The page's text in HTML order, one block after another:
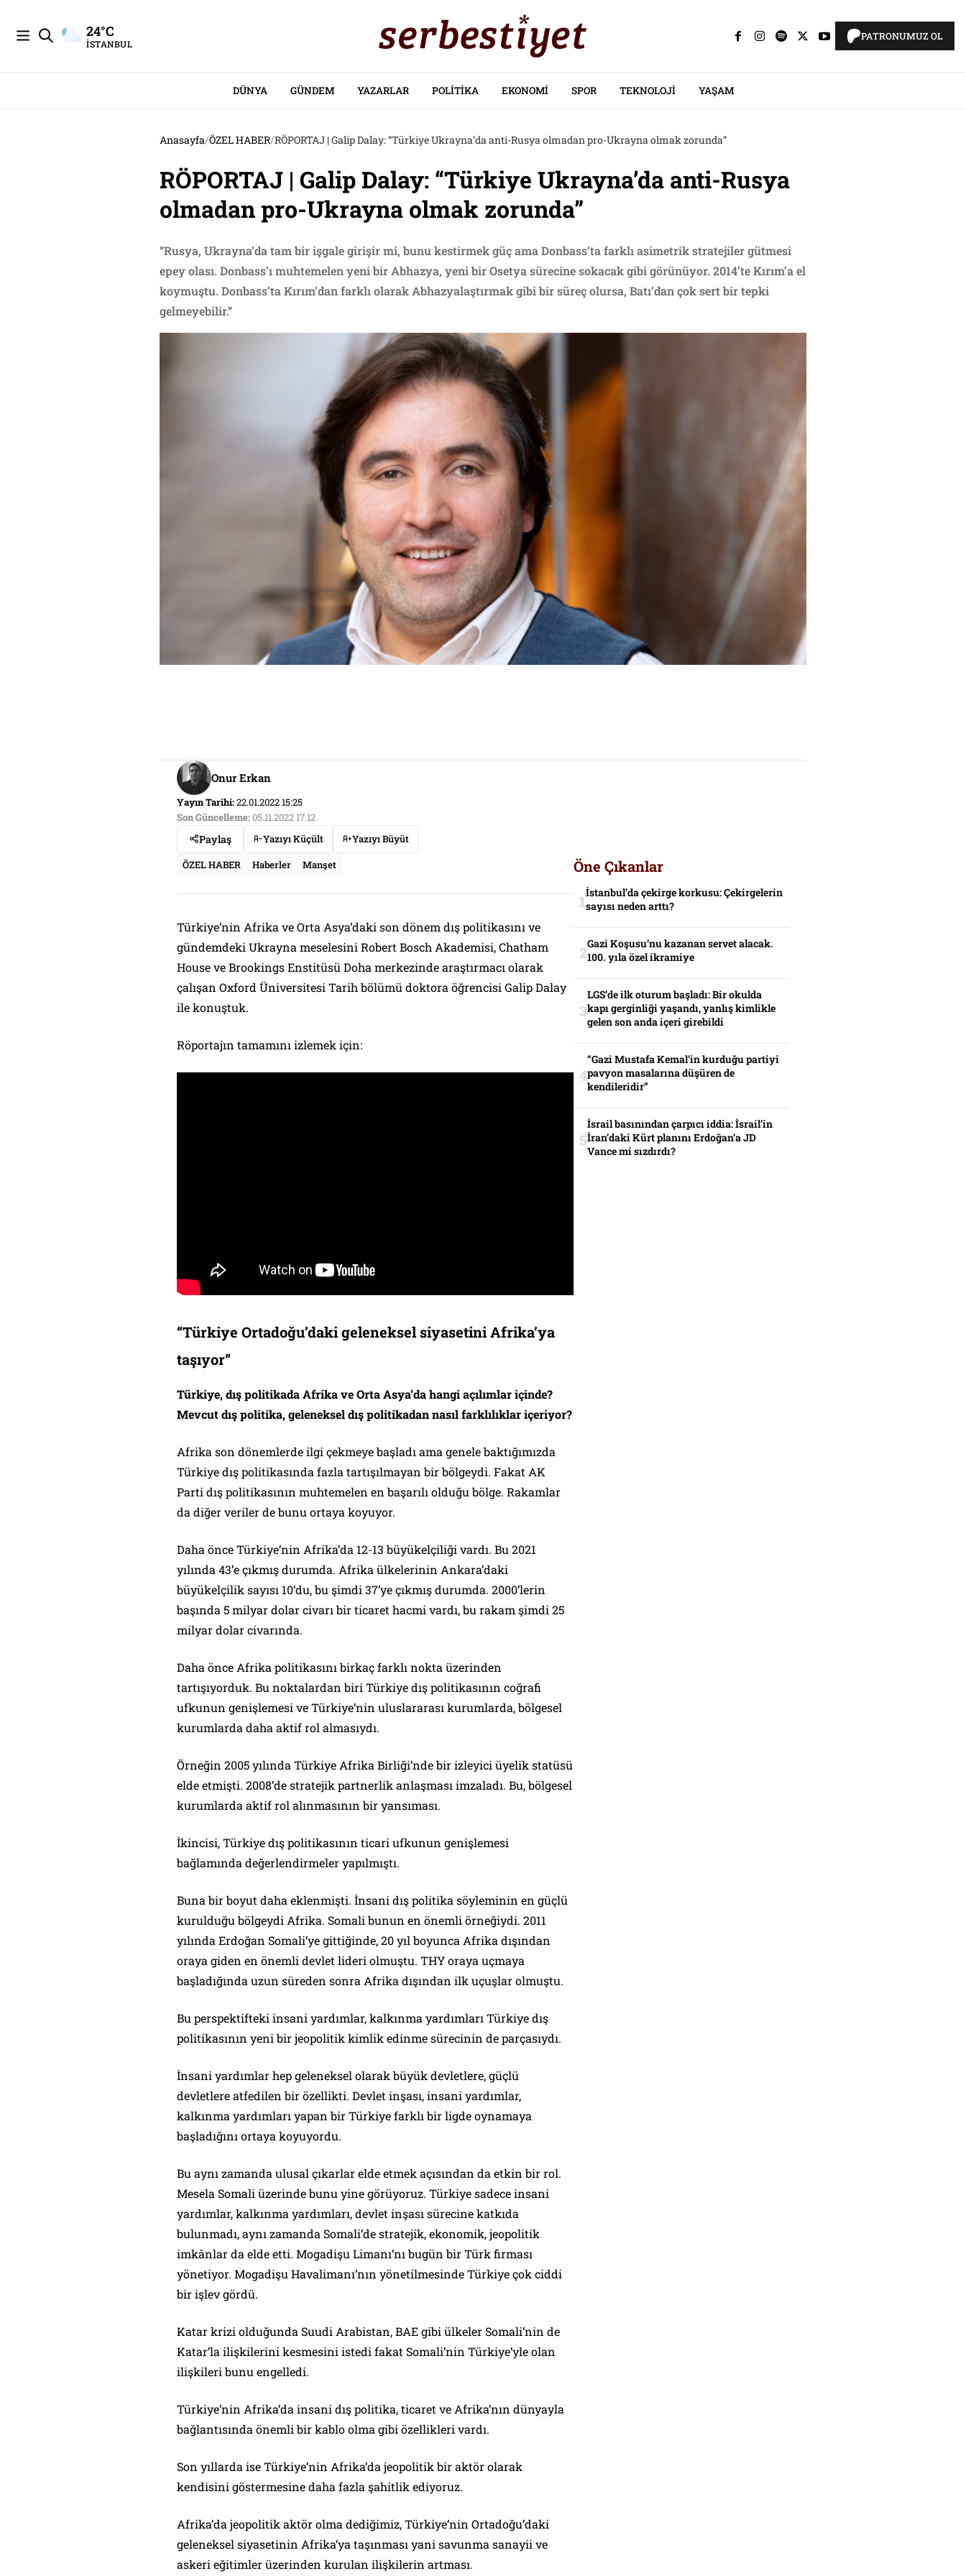
24°C
İSTANBUL
PATRONUMUZ OL
DÜNYA GÜNDEM YAZARLAR POLITIKA EKONOMI SPOR TEKNOLOJI YAŞAM
Anasayfa/ÖZEL HABER/RÖPORTAJ | Galip Dalay: “Türkiye Ukrayna’da anti-Rusya olmadan pro-Ukrayna olmak zorunda”
RÖPORTAJ | Galip Dalay: “Türkiye Ukrayna’da anti-Rusya
olmadan pro-Ukrayna olmak zorunda”
“Rusya, Ukrayna’da tam bir işgale girişir mi, bunu kestirmek güç ama Donbass’ta farklı asimetrik stratejiler gütmesi
epey olası. Donbass’ı muhtemelen yeni bir Abhazya, yeni bir Osetya sürecine sokacak gibi görünüyor. 2014’te Kırım’a el
koymuştu. Donbass’ta Kırım’dan farklı olarak Abhazyalaştırmak gibi bir süreç olursa, Batı’dan çok sert bir tepki
gelmeyebilir.”
Onur Erkan
Yayın Tarihi:22.01.2022 15:25
Son Güncelleme:05.11.2022 17:12
Paylaş Yazıyı Küçült
Yazıyı Büyüt
ÖZEL HABER
Haberler Manşet
Türkiye’nin Afrika ve Orta Asya’daki son dönem dış politikasını ve
gündemdeki Ukrayna meselesini Robert Bosch Akademisi, Chatham
House ve Brookings Enstitüsü Doha merkezinde araştırmacı olarak
çalışan Oxford Üniversitesi Tarih bölümü doktora öğrencisi Galip Dalay
ile konuştuk.
Röportajın tamamını izlemek için:
“Türkiye Ortadoğu’daki geleneksel siyasetini Afrika’ya
taşıyor”
Türkiye, dış politikada Afrika ve Orta Asya’da hangi açılımlar içinde?
Mevcut dış politika, geleneksel dış politikadan nasıl farklılıklar içeriyor?
Afrika son dönemlerde ilgi çekmeye başladı ama genele baktığımızda
Türkiye dış politikasında fazla tartışılmayan bir bölgeydi. Fakat AK
Parti dış politikasının muhtemelen en başarılı olduğu bölge. Rakamlar
da diğer veriler de bunu ortaya koyuyor.
Daha önce Türkiye’nin Afrika’da 12-13 büyükelçiliği vardı. Bu 2021
yılında 43’e çıkmış durumda. Afrika ülkelerinin Ankara’daki
büyükelçilik sayısı 10’du, bu şimdi 37’ye çıkmış durumda. 2000’lerin
başında 5 milyar dolar civarı bir ticaret hacmi vardı, bu rakam şimdi 25
milyar dolar civarında.
Daha önce Afrika politikasını birkaç farklı nokta üzerinden
tartışıyorduk. Bu noktalardan biri Türkiye dış politikasının coğrafi
ufkunun genişlemesi ve Türkiye’nin uluslararası kurumlarda, bölgesel
kurumlarda daha aktif rol almasıydı.
Örneğin 2005 yılında Türkiye Afrika Birliği’nde bir izleyici üyelik statüsü
elde etmişti. 2008’de stratejik partnerlik anlaşması imzaladı. Bu, bölgesel
kurumlarda aktif rol alınmasının bir yansıması.
İkincisi, Türkiye dış politikasının ticari ufkunun genişlemesi
bağlamında değerlendirmeler yapılmıştı.
Buna bir boyut daha eklenmişti. İnsani dış politika söyleminin en güçlü
kurulduğu bölgeydi Afrika. Somali bunun en önemli örneğiydi. 2011
yılında Erdoğan Somali’ye gittiğinde, 20 yıl boyunca Afrika dışından
oraya giden en önemli devlet lideri olmuştu. THY oraya uçmaya
başladığında uzun süreden sonra Afrika dışından ilk uçuşlar olmuştu.
Bu perspektifteki insani yardımlar, kalkınma yardımları Türkiye dış
politikasının yeni bir jeopolitik kimlik edinme sürecinin de parçasıydı.
İnsani yardımlar hep geleneksel olarak büyük devletlere, güçlü
devletlere atfedilen bir özellikti. Devlet inşası, insani yardımlar,
kalkınma yardımları yapan bir Türkiye farklı bir ligde oynamaya
başladığını ortaya koyuyordu.
Bu aynı zamanda ulusal çıkarlar elde etmek açısından da etkin bir rol.
Mesela Somali üzerinde bunu yine görüyoruz. Türkiye sadece insani
yardımlar, kalkınma yardımları, devlet inşası sürecine katkıda
bulunmadı, aynı zamanda Somali’de stratejik, ekonomik, jeopolitik
imkânlar da elde etti. Mogadişu Limanı’nı bugün bir Türk firması
yönetiyor. Mogadişu Havalimanı’nın yönetilmesinde Türkiye çok ciddi
bir işlev gördü.
Katar krizi olduğunda Suudi Arabistan, BAE gibi ülkeler Somali’nin de
Katar’la ilişkilerini kesmesini istedi fakat Somali’nin Türkiye’yle olan
ilişkileri bunu engelledi.
Türkiye’nin Afrika’da insani dış politika, ticaret ve Afrika’nın dünyayla
bağlantısında önemli bir kablo olma gibi özellikleri vardı.
Son yıllarda ise Türkiye’nin Afrika’da jeopolitik bir aktör olarak
kendisini göstermesine daha fazla şahitlik ediyoruz.
Afrika’da jeopolitik aktör olma dediğimiz, Türkiye’nin Ortadoğu’daki
geleneksel siyasetinin Afrika’ya taşınması yani savunma sanayii ve
askeri eğitimler üzerinden kurulan ilişkilerin artması.
Öne Çıkanlar
İstanbul’da çekirge korkusu: Çekirgelerin
sayısı neden arttı?
Gazi Koşusu’nu kazanan servet alacak.
100. yıla özel ikramiye
LGS’de ilk oturum başladı: Bir okulda
kapı gerginliği yaşandı, yanlış kimlikle
gelen son anda içeri girebildi
“Gazi Mustafa Kemal’in kurduğu partiyi
pavyon masalarına düşüren de
kendileridir”
İsrail basınından çarpıcı iddia: İsrail’in
İran’daki Kürt planını Erdoğan’a JD
Vance mi sızdırdı?